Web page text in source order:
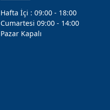
Hafta İçi : 09:00 - 18:00
Cumartesi 09:00 - 14:00
Pazar Kapalı